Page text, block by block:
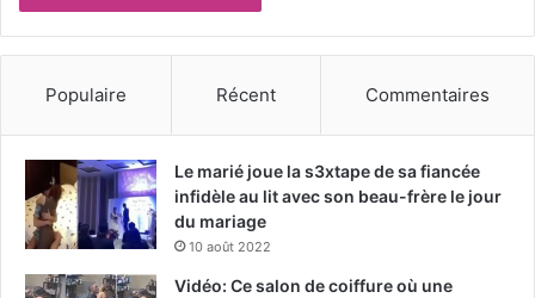
Populaire Récent Commentaires
Le marié joue la s3xtape de sa fiancée
infidèle au lit avec son beau-frère le jour
du mariage
10 août 2022
Vidéo: Ce salon de coiffure où une